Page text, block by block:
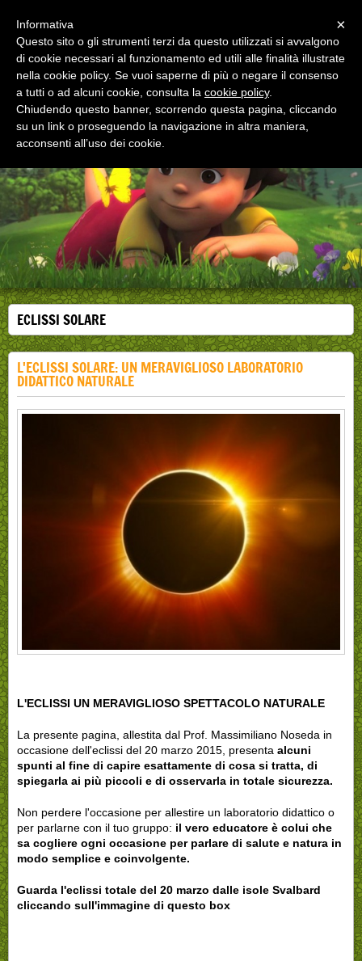
EDUCAZIONE ALLA SALUTE
Corsi, convegni e didattica di formazione e
aggiornamento per operatori della salute
ECLISSI SOLARE
L'ECLISSI SOLARE: UN MERAVIGLIOSO LABORATORIO
DIDATTICO NATURALE
L'ECLISSI UN MERAVIGLIOSO SPETTACOLO NATURALE
La presente pagina, allestita dal Prof. Massimiliano Noseda in
occasione dell'eclissi del 20 marzo 2015, presenta alcuni
spunti al fine di capire esattamente di cosa si tratta, di
spiegarla ai più piccoli e di osservarla in totale sicurezza.
Non perdere l'occasione per allestire un laboratorio didattico o
per parlarne con il tuo gruppo: il vero educatore è colui che
sa cogliere ogni occasione per parlare di salute e natura in
modo semplice e coinvolgente.
Guarda l'eclissi totale del 20 marzo dalle isole Svalbard
cliccando sull'immagine di questo box
×
Informativa
Questo sito o gli strumenti terzi da questo utilizzati si avvalgono
di cookie necessari al funzionamento ed utili alle finalità illustrate
nella cookie policy. Se vuoi saperne di più o negare il consenso
a tutti o ad alcuni cookie, consulta la cookie policy.
Chiudendo questo banner, scorrendo questa pagina, cliccando
su un link o proseguendo la navigazione in altra maniera,
acconsenti all’uso dei cookie.